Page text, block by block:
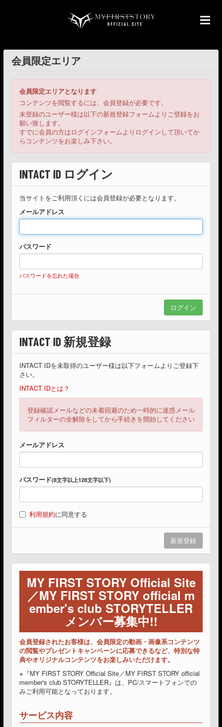
会員限定エリア
会員限定エリアとなります
コンテンツを閲覧するには、会員登録が必要です。
未登録のユーザー様は以下の新規登録フォームよりご登録をお
願い致します。
すでに会員の方はログインフォームよりログインして頂いてか
らコンテンツをお楽しみ下さい。
INTACT ID ログイン
当サイトをご利用頂くには会員登録が必要となります。
メールアドレス
パスワード
パスワードを忘れた場合
INTACT ID 新規登録
INTACT IDを未取得のユーザー様は以下フォームよりご登録下
さい。
INTACT IDとは？
登録確認メールなどの未着回避のため一時的に迷惑メール
フィルターの全解除をしてから手続きを開始してください
メールアドレス
パスワード(8文字以上128文字以下)
利用規約に同意する
MY FIRST STORY Official Site
／MY FIRST STORY official m
ember's club STORYTELLER
メンバー募集中!!
会員登録されたお客様は、会員限定の動画・画像系コンテンツ
の閲覧やプレゼントキャンペーンに応募できるなど、特別な特
典やオリジナルコンテンツをお楽しみいただけます。
※『MY FIRST STORY Official Site／MY FIRST STORY official
member's club STORYTELLER』は、PC/スマートフォンでの
みご利用可能となっております。
サービス内容